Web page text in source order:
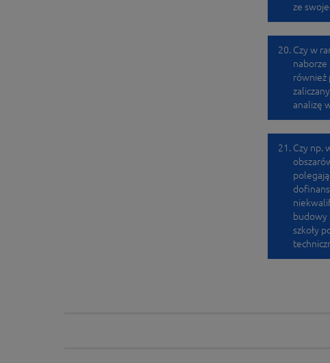
ze
Czy w
naborze
również
analizę
Czy np.
budowy
szkoły